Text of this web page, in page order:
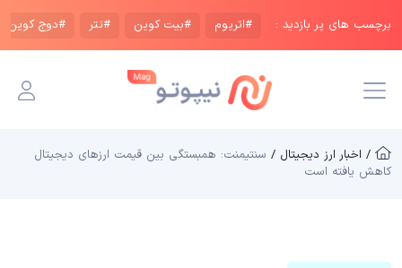
برچسب های پر بازدید : #اتریوم #بیت کوین #تتر #دوج کوین
/ اخبار ارز دیجیتال / سنتیمنت: همبستگی بین قیمت ارزهای دیجیتال
کاهش یافته است